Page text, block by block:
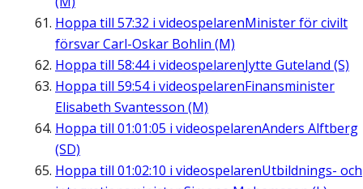
Hoppa till 57:32 i videospelarenMinister för civilt
försvar Carl-Oskar Bohlin (M)
Hoppa till 58:44i videospelarenJytte Guteland (S)
Hoppa till 59:54i videospelarenFinansminister
Elisabeth Svantesson (M)
Hoppa till 01:01:05 i videospelarenAnders Alftberg
(SD)
Hoppa till 01:02:10 i videospelarenUtbildnings- och